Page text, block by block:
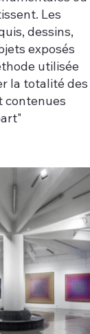
Les
dessins,
exposés
utilisée
la totalité des
contenues